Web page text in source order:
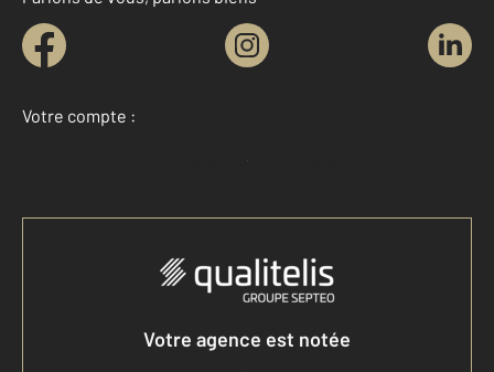
Votre compte :
Accéder à mon compte
Votre agence est notée